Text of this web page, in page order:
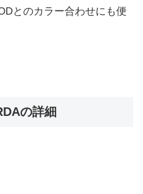
とのカラー合わせにも便
の詳細